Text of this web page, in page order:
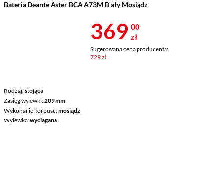
Bateria Deante Aster BCA A73M Biały Mosiądz
Rodzaj stojąca
Zasięg wylewki 209 mm
Wykonanie korpusu mosiądz
Wylewka wyciągana
Cena 369 zł
369 00
zł
Sugerowana cena producenta:
729 zł